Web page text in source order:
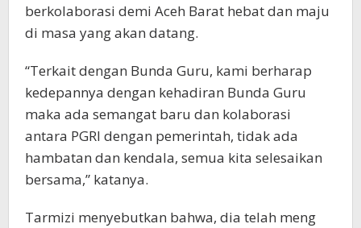
berkolaborasi demi Aceh Barat hebat dan maju
di masa yang akan datang.
“Terkait dengan Bunda Guru, kami berharap
kedepannya dengan kehadiran Bunda Guru
maka ada semangat baru dan kolaborasi
antara PGRI dengan pemerintah, tidak ada
hambatan dan kendala, semua kita selesaikan
bersama,” katanya.
Tarmizi menyebutkan bahwa, dia telah meng